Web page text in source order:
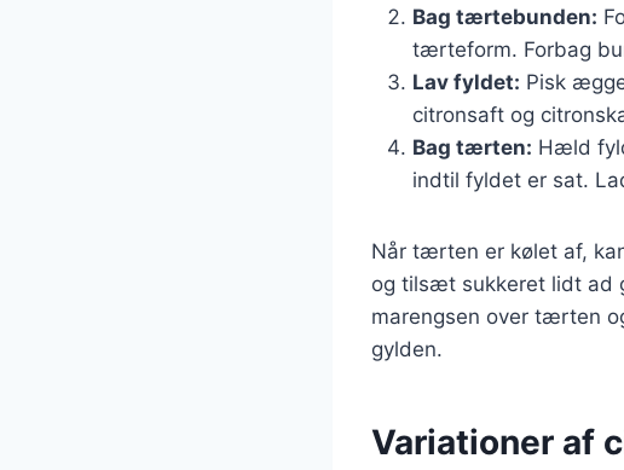
Bag tærtebunden:
tærteform. Forbag
Lav fyldet: Pisk
citronsaft og
Bag tærten: Hæld
indtil fyldet er sat.
Når tærten er kølet af,
og tilsæt sukkeret lidt ad
marengsen over tærten
gylden.
Variationer af